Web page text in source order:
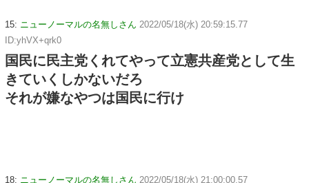
15: ニューノーマルの名無しさん 2022/05/18(水) 20:59:15.77
ID:yhVX+qrk0
国民に民主党くれてやって立憲共産党として生
きていくしかないだろ
それが嫌なやつは国民に行け
18: ニューノーマルの名無しさん 2022/05/18(水) 21:00:00.57